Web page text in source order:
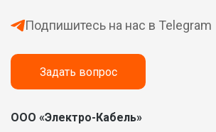
Подпишитесь на нас в Telegram
Задать вопрос
ООО «Электро-Кабель»